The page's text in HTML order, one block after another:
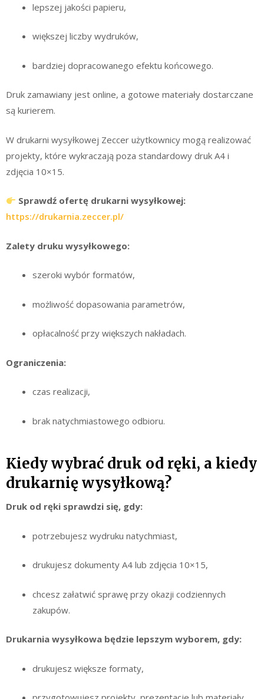
lepszej jakości papieru,
większej liczby wydruków,
bardziej dopracowanego efektu końcowego.
Druk zamawiany jest online, a gotowe materiały dostarczane
są kurierem.
W drukarni wysyłkowej Zeccer użytkownicy mogą realizować
projekty, które wykraczają poza standardowy druk A4 i
zdjęcia 10×15.
Sprawdź ofertę drukarni wysyłkowej:
https://drukarnia.zeccer.pl/
Zalety druku wysyłkowego:
szeroki wybór formatów,
możliwość dopasowania parametrów,
opłacalność przy większych nakładach.
Ograniczenia:
czas realizacji,
brak natychmiastowego odbioru.
Kiedy wybrać druk od ręki, a kiedy
drukarnię wysyłkową?
Druk od ręki sprawdzi się, gdy:
potrzebujesz wydruku natychmiast,
drukujesz dokumenty A4 lub zdjęcia 10×15,
chcesz załatwić sprawę przy okazji codziennych
zakupów.
Drukarnia wysyłkowa będzie lepszym wyborem, gdy:
drukujesz większe formaty,